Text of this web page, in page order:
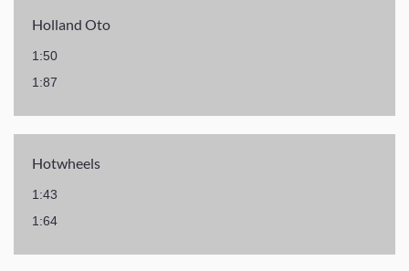
Holland Oto
1:50
1:87
Hotwheels
1:43
1:64